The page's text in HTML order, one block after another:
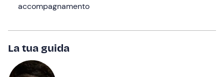
accompagnamento
La tua guida